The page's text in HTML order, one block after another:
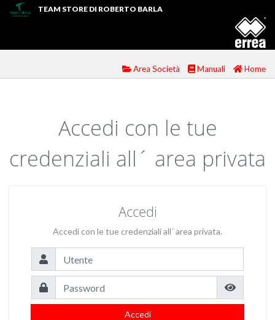
TEAM STORE DI ROBERTO BARLA
Area Società Manuali Home
Accedi con le tue
credenziali all´ area privata
Accedi
Accedi con le tue credenziali all´ area privata.
Accedi